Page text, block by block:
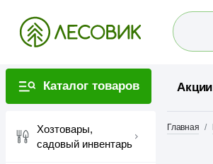
Каталог товаров
Хозтовары,
садовый инвентарь
Акции
Главная